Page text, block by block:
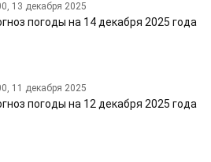
13 декабря 2025
погоды на 14 декабря 2025 года
11 декабря 2025
погоды на 12 декабря 2025 года